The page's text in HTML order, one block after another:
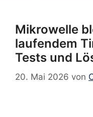
Mikrowelle
laufendem
Tests und
20. Mai 2026 von